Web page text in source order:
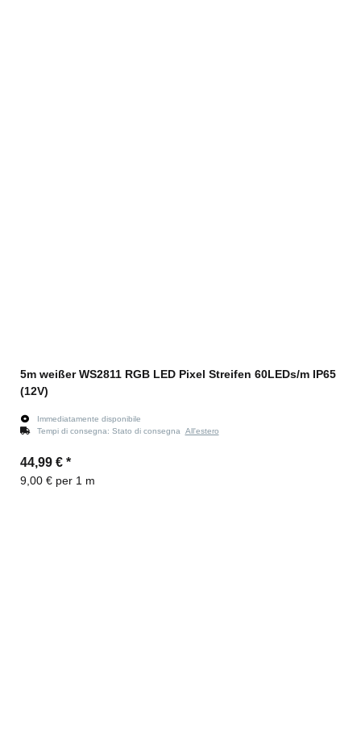
5m weißer WS2811 RGB LED Pixel Streifen 60LEDs/m IP65
(12V)
Immediatamente disponibile
Tempi di consegna: Stato di consegna All'estero
44,99 € *
9,00 € per 1 m